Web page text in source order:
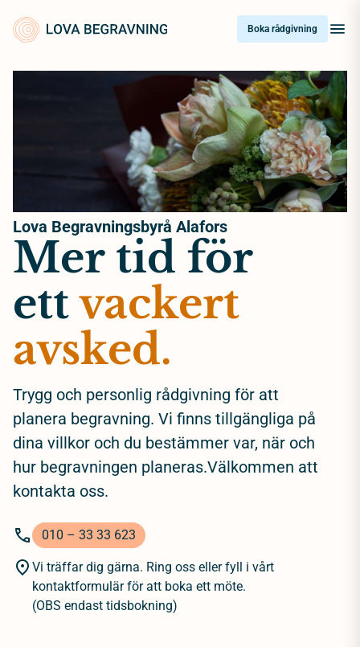
content
Boka rådgivning
Lova Begravningsbyrå Alafors
Mer tid för
ettvackert
avsked.
Trygg och personlig rådgivning för att
planera begravning. Vi finns tillgängliga på
dina villkor och du bestämmer var, när och
hur begravningen planeras.Välkommen att
kontakta oss.
010 – 33 33 623
Vi träffar dig gärna. Ring oss eller fyll i vårt
kontaktformulär för att boka ett möte.
(OBS endast tidsbokning)